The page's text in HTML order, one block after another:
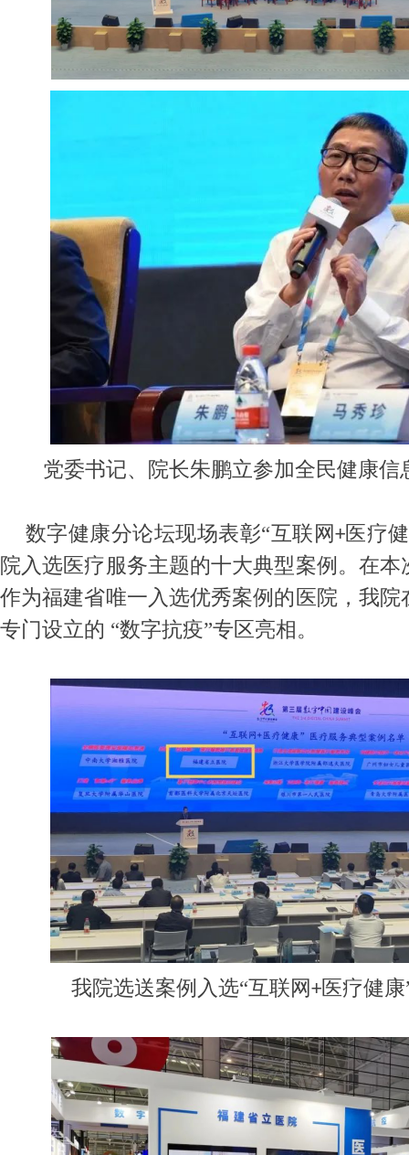
党委书记、院长朱鹏立参加全民健康信
数字健康分论坛现场表彰“互联网+医疗
院入选医疗服务主题的十大典型案例。在
作为福建省唯一入选优秀案例的医院，我
专门设立的 “数字抗疫”专区亮相。
我院选送案例入选“互联网+医疗健